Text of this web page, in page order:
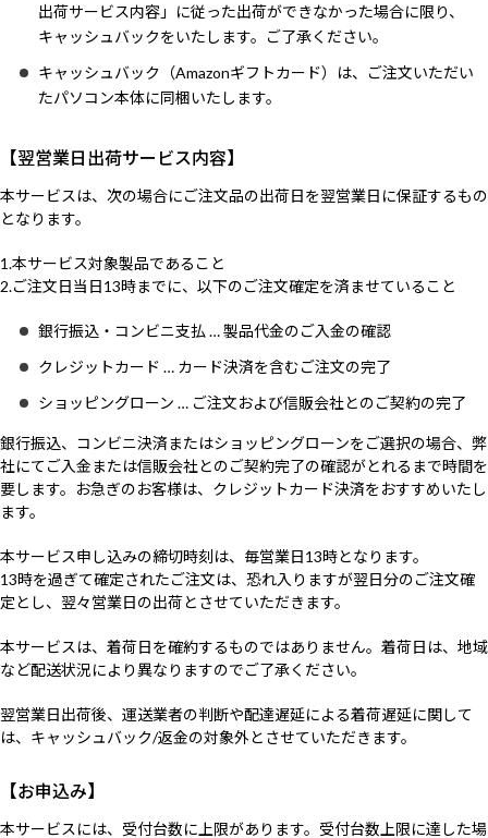
出荷サービス内容」に従った出荷ができなかった場合に限り、
キャッシュバックをいたします。ご了承ください。
キャッシュバック（Amazonギフトカード）は、ご注文いただい
たパソコン本体に同梱いたします。
【翌営業日出荷サービス内容】
本サービスは、次の場合にご注文品の出荷日を翌営業日に保証するもの
となります。
1.本サービス対象製品であること
2.ご注文日当日13時までに、以下のご注文確定を済ませていること
銀行振込・コンビニ支払 … 製品代金のご入金の確認
クレジットカード … カード決済を含むご注文の完了
ショッピングローン … ご注文および信販会社とのご契約の完了
銀行振込、コンビニ決済またはショッピングローンをご選択の場合、弊
社にてご入金または信販会社とのご契約完了の確認がとれるまで時間を
要します。お急ぎのお客様は、クレジットカード決済をおすすめいたし
ます。
本サービス申し込みの締切時刻は、毎営業日13時となります。
13時を過ぎて確定されたご注文は、恐れ入りますが翌日分のご注文確
定とし、翌々営業日の出荷とさせていただきます。
本サービスは、着荷日を確約するものではありません。着荷日は、地域
など配送状況により異なりますのでご了承ください。
翌営業日出荷後、運送業者の判断や配達遅延による着荷遅延に関して
は、キャッシュバック/返金の対象外とさせていただきます。
【お申込み】
本サービスには、受付台数に上限があります。受付台数上限に達した場